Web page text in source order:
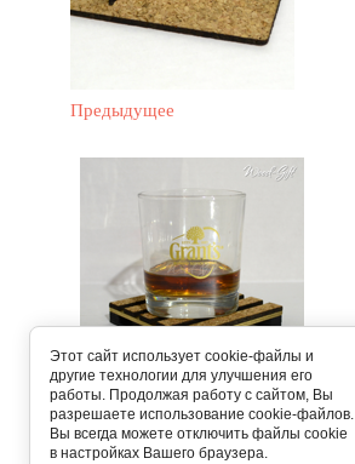
Предыдущее
Следующее
Этот сайт использует cookie-файлы и
другие технологии для улучшения его
работы. Продолжая работу с сайтом, Вы
разрешаете использование cookie-файлов.
Вы всегда можете отключить файлы cookie
в настройках Вашего браузера.